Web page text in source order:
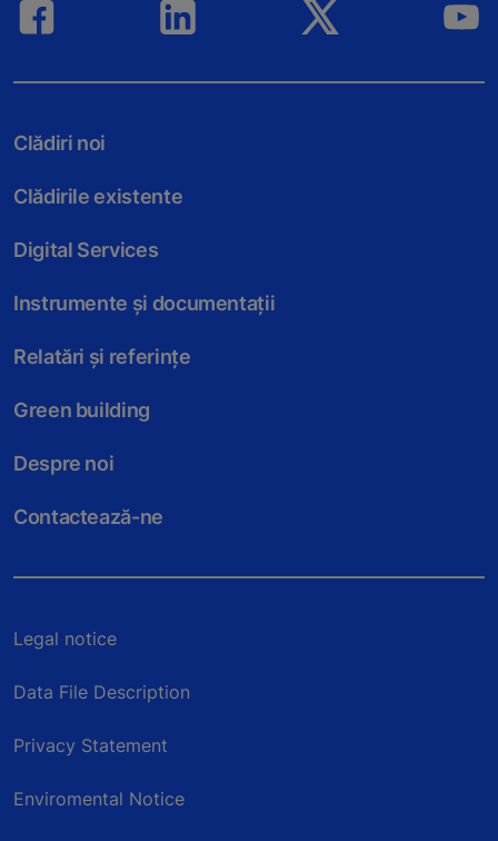
Clădiri noi
Clădirile existente
Digital Services
Instrumente și documentații
Relatări și referințe
Green building
Despre noi
Contactează-ne
Legal notice
Data File Description
Privacy Statement
Enviromental Notice